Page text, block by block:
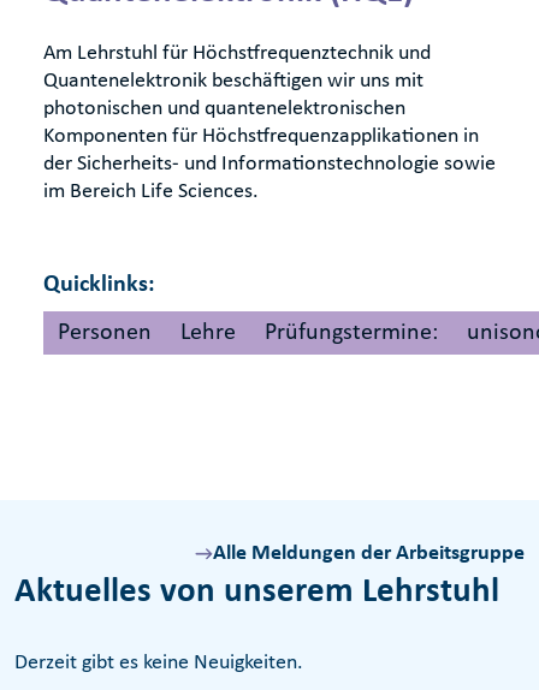
Am Lehrstuhl für Höchstfrequenztechnik und
Quantenelektronik beschäftigen wir uns mit
photonischen und quantenelektronischen
Komponenten für Höchstfrequenzapplikationen in
der Sicherheits- und Informationstechnologie sowie
im Bereich Life Sciences.
Quicklinks:
Personen
Lehre Prüfungstermine:
Aktuelles von unserem Lehrstuhl
Alle Meldungen der Arbeitsgruppe
Derzeit gibt es keine Neuigkeiten.